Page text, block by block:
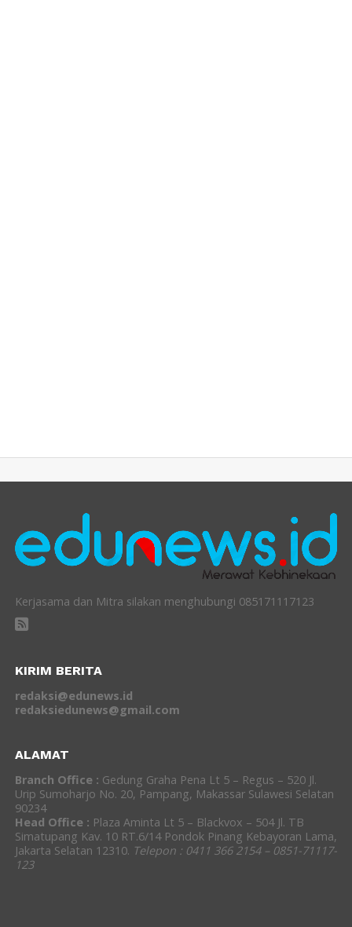
Kerjasama dan Mitra silakan menghubungi 085171117123
KIRIM BERITA
redaksi@edunews.id
redaksiedunews@gmail.com
ALAMAT
Branch Office : Gedung Graha Pena Lt 5 – Regus – 520 Jl.
Urip Sumoharjo No. 20, Pampang, Makassar Sulawesi Selatan
90234
Head Office : Plaza Aminta Lt 5 – Blackvox – 504 Jl. TB
Simatupang Kav. 10 RT.6/14 Pondok Pinang Kebayoran Lama,
Jakarta Selatan 12310. Telepon : 0411 366 2154 – 0851-71117-
123